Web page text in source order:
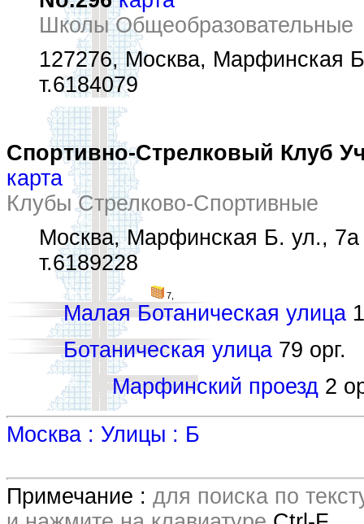
Школы Общеобразовательные
127276, Москва, Марфинская
т.6184079
Спортивно-Стрелковый Клуб
карта
Клубы Стрелково-Спортивные
Москва, Марфинская Б. ул., 7а
т.6189228
7,
Малая Ботаническая улица
Ботаническая улица 79 орг.
Марфинский проезд 2
Москва : Улицы : Б
Примечание : для поиска по